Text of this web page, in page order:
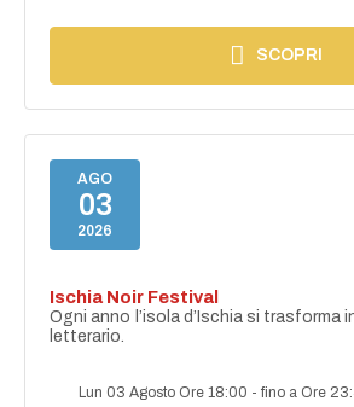
SCOPRI
AGO
03
2026
Ischia Noir Festival
Ogni anno l’isola d’Ischia si trasforma
letterario.
Lun 03 Agosto Ore 18:00 -fino a Ore